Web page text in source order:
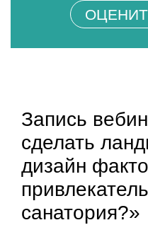
Запись
сделать
дизайн
санатория?»